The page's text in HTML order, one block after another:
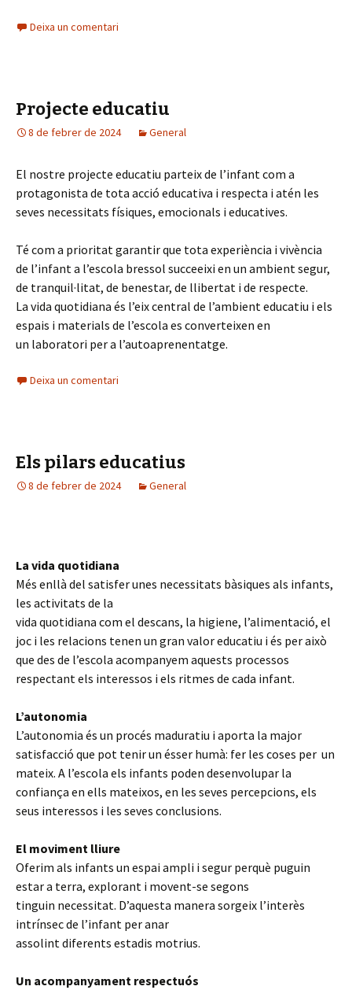
Deixa un comentari
Projecte educatiu
8 de febrer de 2024 General
El nostre projecte educatiu parteix de l’infant com a
protagonista de tota acció educativa i respecta i atén les
seves necessitats físiques, emocionals i educatives.
Té com a prioritat garantir que tota experiència i vivència
de l’infant a l’escola bressol succeeixi en un ambient segur,
de tranquil·litat, de benestar, de llibertat i de respecte.
La vida quotidiana és l’eix central de l’ambient educatiu i els
espais i materials de l’escola es converteixen en
un laboratori per a l’autoaprenentatge.
Deixa un comentari
Els pilars educatius
8 de febrer de 2024 General
La vida quotidiana
Més enllà del satisfer unes necessitats bàsiques als infants,
les activitats de la
vida quotidiana com el descans, la higiene, l’alimentació, el
joc i les relacions tenen un gran valor educatiu i és per això
que des de l’escola acompanyem aquests processos
respectant els interessos i els ritmes de cada infant.
L’autonomia
L’autonomia és un procés maduratiu i aporta la major
satisfacció que pot tenir un ésser humà: fer les coses per un
mateix. A l’escola els infants poden desenvolupar la
confiança en ells mateixos, en les seves percepcions, els
seus interessos i les seves conclusions.
El moviment lliure
Oferim als infants un espai ampli i segur perquè puguin
estar a terra, explorant i movent-se segons
tinguin necessitat. D’aquesta manera sorgeix l’interès
intrínsec de l’infant per anar
assolint diferents estadis motrius.
Un acompanyament respectuós